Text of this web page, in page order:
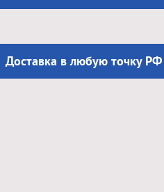
Доставка в любую точку РФ